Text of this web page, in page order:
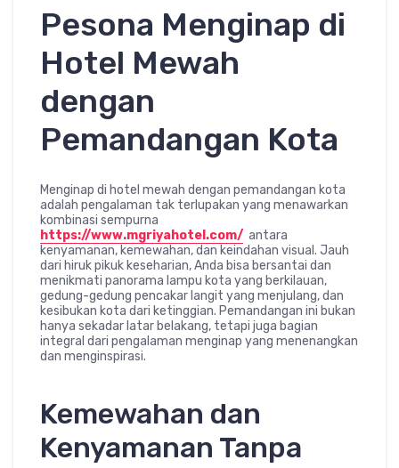
Pesona Menginap di
Hotel Mewah
dengan
Pemandangan Kota
Menginap di hotel mewah dengan pemandangan kota
adalah pengalaman tak terlupakan yang menawarkan
kombinasi sempurna
https://www.mgriyahotel.com/ antara
kenyamanan, kemewahan, dan keindahan visual. Jauh
dari hiruk pikuk keseharian, Anda bisa bersantai dan
menikmati panorama lampu kota yang berkilauan,
gedung-gedung pencakar langit yang menjulang, dan
kesibukan kota dari ketinggian. Pemandangan ini bukan
hanya sekadar latar belakang, tetapi juga bagian
integral dari pengalaman menginap yang menenangkan
dan menginspirasi.
Kemewahan dan
Kenyamanan Tanpa